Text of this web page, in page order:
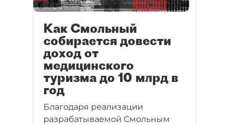
Как Смольный
собирается довести
доход от
медицинского
туризма до 10 млрд в
год
Благодаря реализации
разрабатываемой Смольным